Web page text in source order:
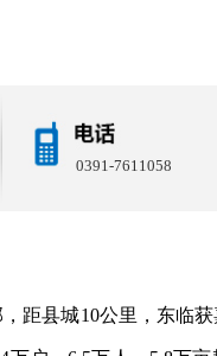
0391-7611058
县城10公里，东临获